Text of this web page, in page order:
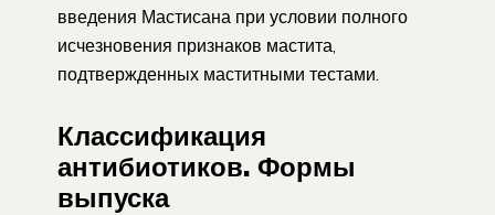
введения Мастисана при условии полного
исчезновения признаков мастита,
подтвержденных маститными тестами.
Классификация
антибиотиков. Формы
выпуска